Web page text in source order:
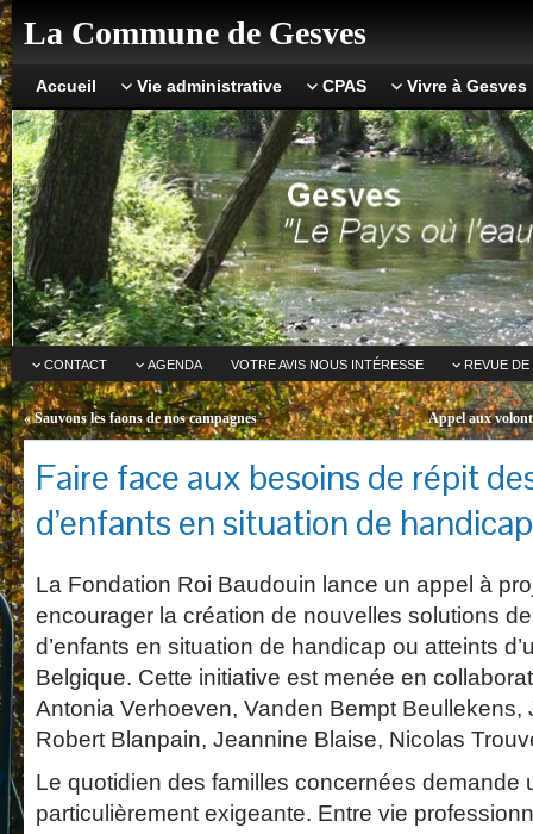
La Commune de Gesves
Accueil Vie administrative CPAS Vivre à Gesves
CONTACT AGENDA VOTRE AVIS NOUS INTÉRESSE REVUE DE
«Sauvons les faons de nos campagnes Appel aux
Faire face aux besoins de répit
d’enfants en situation de handicap
La Fondation Roi Baudouin lance un appel à
encourager la création de nouvelles solutions
d’enfants en situation de handicap ou atteints
Belgique. Cette initiative est menée en
Antonia Verhoeven, Vanden Bempt Beullekens,
Robert Blanpain, Jeannine Blaise, Nicolas
Le quotidien des familles concernées demande
particulièrement exigeante. Entre vie